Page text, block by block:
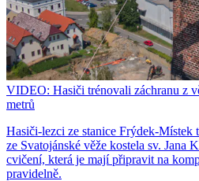
VIDEO: Hasiči trénovali záchranu z
metrů
Hasiči-lezci ze stanice Frýdek-Místek
ze Svatojánské věže kostela sv. Jana
cvičení, která je mají připravit na
pravidelně.